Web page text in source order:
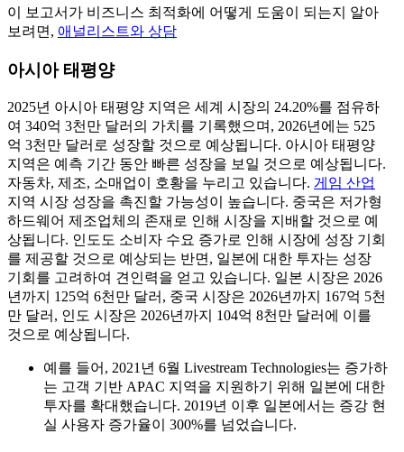
이 보고서가 비즈니스 최적화에 어떻게 도움이 되는지 알아
보려면, 애널리스트와 상담
아시아 태평양
2025년 아시아 태평양 지역은 세계 시장의 24.20%를 점유하
여 340억 3천만 달러의 가치를 기록했으며, 2026년에는 525
억 3천만 달러로 성장할 것으로 예상됩니다. 아시아 태평양
지역은 예측 기간 동안 빠른 성장을 보일 것으로 예상됩니다.
자동차, 제조, 소매업이 호황을 누리고 있습니다. 게임 산업
지역 시장 성장을 촉진할 가능성이 높습니다. 중국은 저가형
하드웨어 제조업체의 존재로 인해 시장을 지배할 것으로 예
상됩니다. 인도도 소비자 수요 증가로 인해 시장에 성장 기회
를 제공할 것으로 예상되는 반면, 일본에 대한 투자는 성장
기회를 고려하여 견인력을 얻고 있습니다. 일본 시장은 2026
년까지 125억 6천만 달러, 중국 시장은 2026년까지 167억 5천
만 달러, 인도 시장은 2026년까지 104억 8천만 달러에 이를
것으로 예상됩니다.
예를 들어, 2021년 6월 Livestream Technologies는 증가하
는 고객 기반 APAC 지역을 지원하기 위해 일본에 대한
투자를 확대했습니다. 2019년 이후 일본에서는 증강 현
실 사용자 증가율이 300%를 넘었습니다.